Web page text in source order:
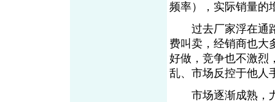
频率），实际销量的
过去厂家浮在通路
费叫卖，经销商也大
好做，竞争也不激烈
乱、市场反控于他人
市场逐渐成熟，尤